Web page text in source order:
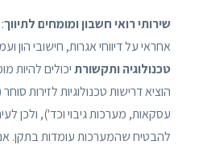
שירותי רואי חשבון ומומחים לתיווך
אחראי על דיווחי אגרות, חישובי הון
טכנולוגיה ותקשורתיכולים להיות
הוציא דרישות טכנולוגיות לזירות
להבטיח שהמערכות עומדות בתקן.